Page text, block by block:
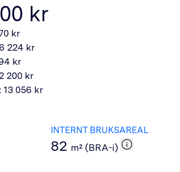
kr
kr
224 kr
kr
200 kr
13 056 kr
INTERNT BRUKSAREAL
82 m² (BRA-i)